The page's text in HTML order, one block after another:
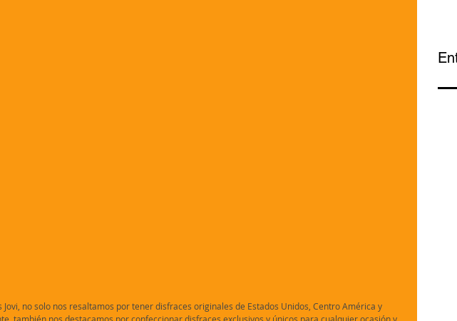
Jovi, no solo nos resaltamos por tener disfraces originales de Estados Unidos, Centro América y